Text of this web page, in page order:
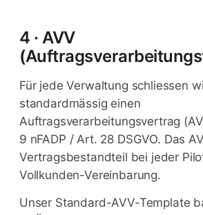
4 · AVV
Für jede Verwaltung schliessen
standardmässig einen
Auftragsverarbeitungsvertrag
9 nFADP / Art. 28 DSGVO. Das
Vertragsbestandteil bei jeder
Vollkunden-Vereinbarung.
Unser Standard-AVV-Template